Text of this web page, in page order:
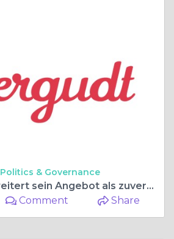
Politics & Governance
OBERGUDT erweitert sein Angebot als zuverlässiger Partner für Bürobedarf Berlin und Getränkelösungen
Comment Share